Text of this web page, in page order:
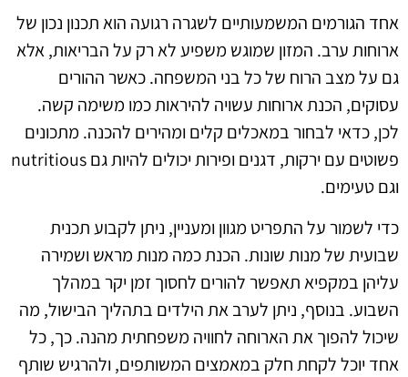
אחד הגורמים המשמעותיים לשגרה רגועה הוא תכנון נכון של
ארוחות ערב. המזון שמוגש משפיע לא רק על הבריאות, אלא
גם על מצב הרוח של כל בני המשפחה. כאשר ההורים
עסוקים, הכנת ארוחות עשויה להיראות כמו משימה קשה.
לכן, כדאי לבחור במאכלים קלים ומהירים להכנה. מתכונים
פשוטים עם ירקות, דגנים ופירות יכולים להיות גם nutritious
וגם טעימים.
כדי לשמור על התפריט מגוון ומעניין, ניתן לקבוע תכנית
שבועית של מנות שונות. הכנת כמה מנות מראש ושמירה
עליהן במקפיא תאפשר להורים לחסוך זמן יקר במהלך
השבוע. בנוסף, ניתן לערב את הילדים בתהליך הבישול, מה
שיכול להפוך את הארוחה לחוויה משפחתית מהנה. כך, כל
אחד יוכל לקחת חלק במאמצים המשותפים, ולהרגיש שותף